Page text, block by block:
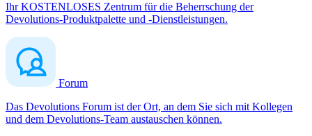
Ihr KOSTENLOSES Zentrum für die Beherrschung der
Devolutions-Produktpalette und -Dienstleistungen.
Forum
Das Devolutions Forum ist der Ort, an dem Sie sich mit Kollegen
und dem Devolutions-Team austauschen können.